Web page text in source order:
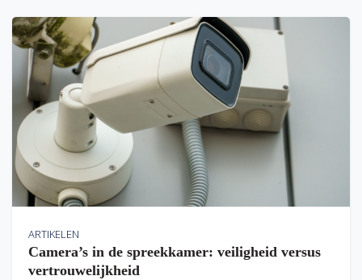
ARTIKELEN
Camera’s in de spreekkamer: veiligheid versus
vertrouwelijkheid